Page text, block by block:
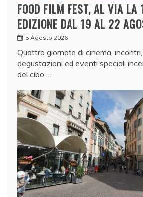
FOOD FILM FEST, AL VIA LA
EDIZIONE DAL 19 AL 22
5 Agosto 2026
Quattro giornate di cinema,
degustazioni ed eventi speciali
del cibo.…